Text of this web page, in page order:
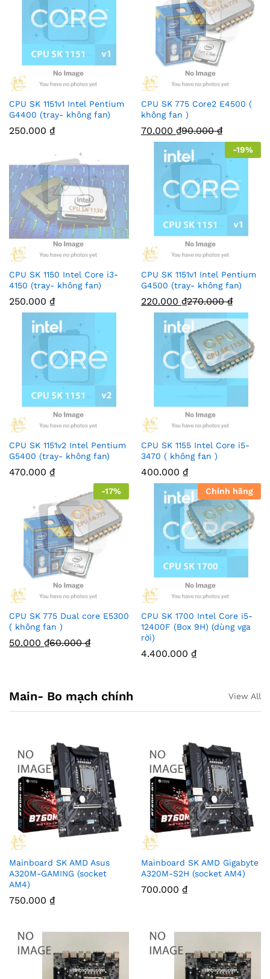
CPU SK 1151v1 Intel Pentium
G4400 (tray- không fan)
250.000 ₫
CPU SK 775 Core2 E4500 (
không fan )
70.000 ₫90.000₫
CPU SK 1150 Intel Core i3-
4150 (tray- không fan)
250.000 ₫
-19%
CPU SK 1151v1 Intel Pentium
G4500 (tray- không fan)
220.000 ₫270.000₫
CPU SK 1151v2 Intel Pentium
G5400 (tray- không fan)
470.000 ₫
CPU SK 1155 Intel Core i5-
3470 ( không fan )
400.000 ₫
-17%
CPU SK 775 Dual core E5300
( không fan )
50.000 ₫60.000₫
Chính hãng
CPU SK 1700 Intel Core i5-
12400F (Box 9H) (dùng vga
rời)
4.400.000 ₫
Main- Bo mạch chính View All
Mainboard SK AMD Asus
A320M-GAMING (socket
AM4)
750.000 ₫
Mainboard SK AMD Gigabyte
A320M-S2H (socket AM4)
700.000 ₫